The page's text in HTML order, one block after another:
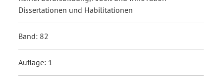
Dissertationen und Habilitationen
Band: 82
Auflage: 1